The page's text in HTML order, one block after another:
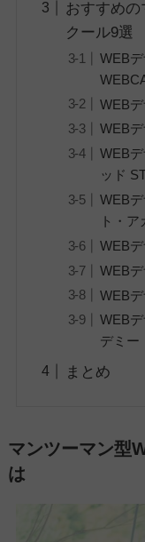
おすすめの
クール9選
WEB
WEB
WEB
WEB
ッド
WEB
ト・ア
WEB
WEB
WEB
WEB
デミー
まとめ
マンツーマン型
は